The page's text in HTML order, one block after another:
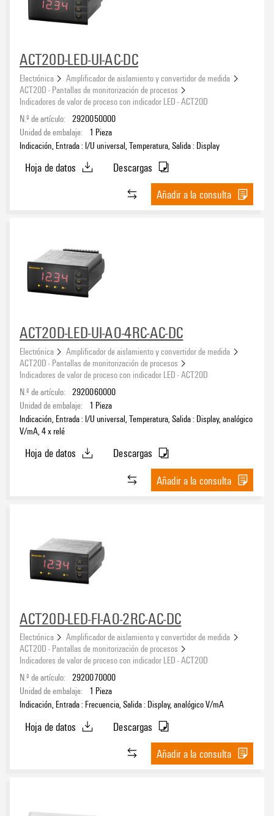
0…5 V(2)
Rango de entrada, otros
POT(2)
RTD
Tipo de señal, salida
Display(4)
Pantalla LCD/LED (4)
Tensión de alimentación
24...240 V (UC)
Bucle de entrada (1)
Tipo de conexión
Otra conexión (4)
ACT20D-LED-UI-AC-DC
Electrónica
Amplificador de aislamiento y convertidor de medida
ACT20D - Pantallas de monitorización de procesos
Indicadores de valor de proceso con indicador LED - ACT20D
N.º de artículo: 2920050000
Unidad de embalaje:
1 Pieza
Indicación, Entrada : I/U universal, Temperatura, Salida : Display
Hoja de datos
Descargas
Añadir a la consulta
ACT20D-LED-UI-AO-4RC-AC-DC
Electrónica
Amplificador de aislamiento y convertidor de medida
ACT20D - Pantallas de monitorización de procesos
Indicadores de valor de proceso con indicador LED - ACT20D
N.º de artículo: 2920060000
Unidad de embalaje:
1 Pieza
Indicación, Entrada : I/U universal, Temperatura, Salida : Display, analógico
V/mA, 4 x relé
Hoja de datos
Descargas
Añadir a la consulta
ACT20D-LED-FI-AO-2RC-AC-DC
Electrónica
Amplificador de aislamiento y convertidor de medida
ACT20D - Pantallas de monitorización de procesos
Indicadores de valor de proceso con indicador LED - ACT20D
N.º de artículo: 2920070000
Unidad de embalaje:
1 Pieza
Indicación, Entrada : Frecuencia, Salida : Display, analógico V/mA
Hoja de datos
Descargas
Añadir a la consulta